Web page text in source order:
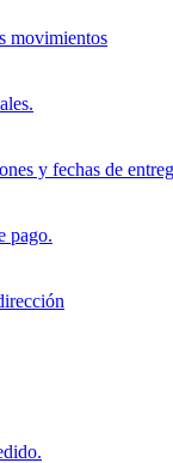
movimientos
y fechas de
pago.